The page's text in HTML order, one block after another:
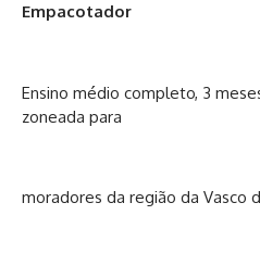
Empacotador
Ensino médio completo, 3
zoneada para
moradores da região da Vasco